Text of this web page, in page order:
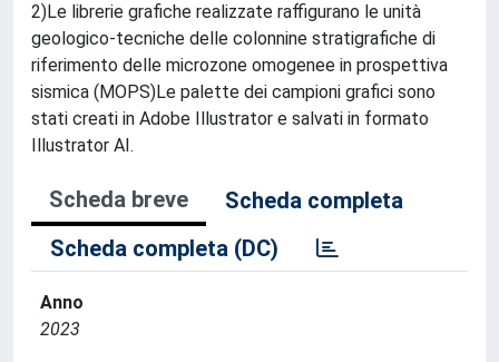
2)Le librerie grafiche realizzate raffigurano le unità
geologico-tecniche delle colonnine stratigrafiche di
riferimento delle microzone omogenee in prospettiva
sismica (MOPS)Le palette dei campioni grafici sono
stati creati in Adobe Illustrator e salvati in formato
Illustrator AI.
Scheda breve
Scheda completa
Scheda completa (DC)
Anno
2023